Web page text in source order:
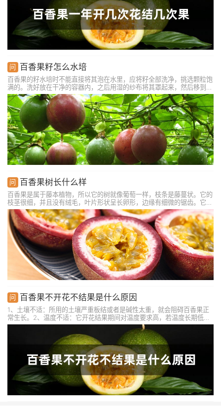
百香果籽怎么水培
百香果的籽水培时不能直接将其泡在水里，应将籽全部洗净，挑选颗粒饱
满的。洗好放在干净的容器内，之后用湿的纱布将其罩起来，然后移到温
暖的地方，等待发芽就行。注意容器最好用透明的，透光性更好。处理好
之后还要放在温暖的地方，这样才可能发芽成活。除此之外，还可水培枝
条，生根速度也很快。
百香果树长什么样
百香果是属于藤本植物，所以它的树就像葡萄一样，枝条是藤蔓状。它的
枝茎很细，并且没有绒毛，叶片形状呈长卵形，边缘有细微的锯齿。它也
会开花，花期一般是在六月份，结果期一般是在11月份左右。
百香果不开花不结果是什么原因
1、土壤不适：所用的土壤严重板结或者是碱性太重，就会阻碍百香果正
常生长。2、温度不适：它开花结果期间对温度要求高，若温度长期低于
10℃或者高于35℃就会影响生长。3、缺少肥水：开花结果期间消耗的
养分多，若土壤贫瘠就会阻碍开花。4、缺少光照：长期处在阴暗环境
下，花芽不能分化，影响开花。